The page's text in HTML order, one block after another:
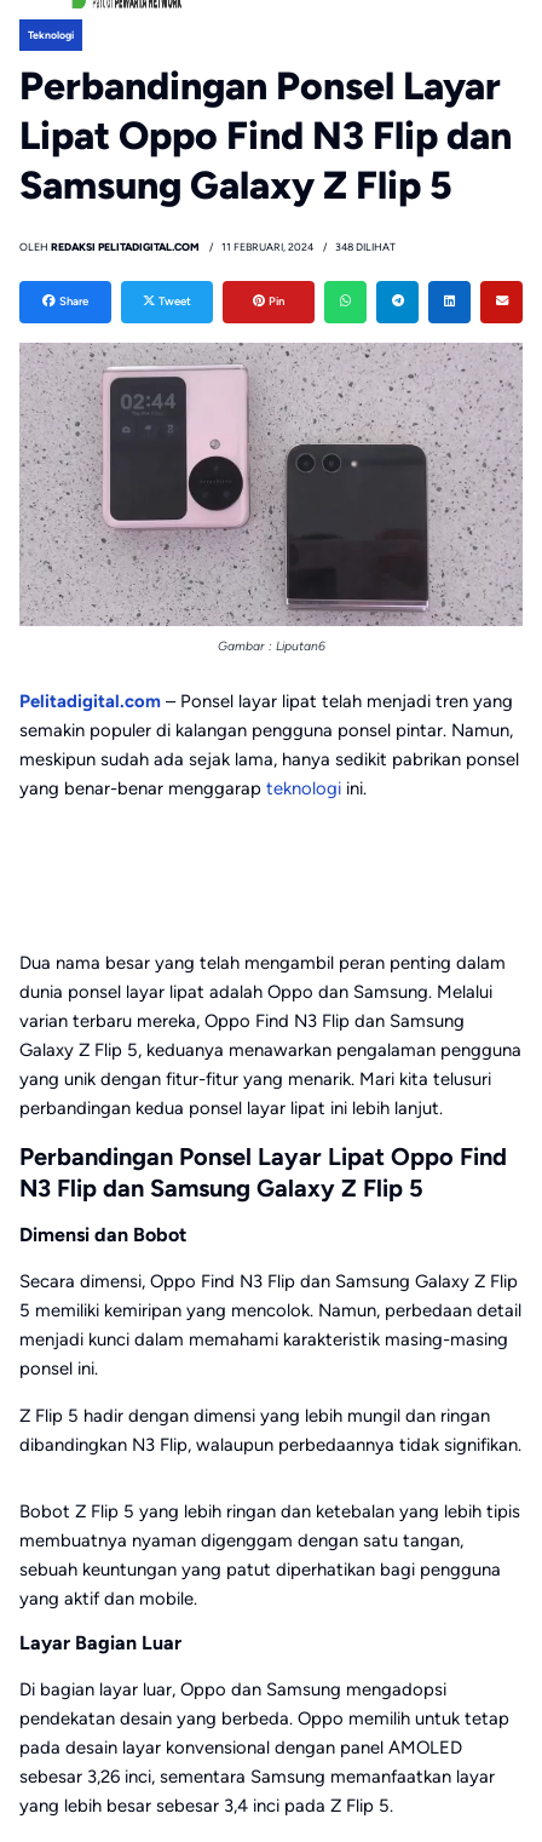
Teknologi
Perbandingan Ponsel Layar
Lipat Oppo Find N3 Flip dan
Samsung Galaxy Z Flip 5
OLEH REDAKSI PELITADIGITAL.COM 11 FEBRUARI, 2024 348 DILIHAT
Share Tweet Pin
Gambar : Liputan6
Pelitadigital.com – Ponsel layar lipat telah menjadi tren yang
semakin populer di kalangan pengguna ponsel pintar. Namun,
meskipun sudah ada sejak lama, hanya sedikit pabrikan ponsel
yang benar-benar menggarap teknologi ini.
Dua nama besar yang telah mengambil peran penting dalam
dunia ponsel layar lipat adalah Oppo dan Samsung. Melalui
varian terbaru mereka, Oppo Find N3 Flip dan Samsung
Galaxy Z Flip 5, keduanya menawarkan pengalaman pengguna
yang unik dengan fitur-fitur yang menarik. Mari kita telusuri
perbandingan kedua ponsel layar lipat ini lebih lanjut.
Perbandingan Ponsel Layar Lipat Oppo Find
N3 Flip dan Samsung Galaxy Z Flip 5
Dimensi dan Bobot
Secara dimensi, Oppo Find N3 Flip dan Samsung Galaxy Z Flip
5 memiliki kemiripan yang mencolok. Namun, perbedaan detail
menjadi kunci dalam memahami karakteristik masing-masing
ponsel ini.
Z Flip 5 hadir dengan dimensi yang lebih mungil dan ringan
dibandingkan N3 Flip, walaupun perbedaannya tidak signifikan.
Bobot Z Flip 5 yang lebih ringan dan ketebalan yang lebih tipis
membuatnya nyaman digenggam dengan satu tangan,
sebuah keuntungan yang patut diperhatikan bagi pengguna
yang aktif dan mobile.
Layar Bagian Luar
Di bagian layar luar, Oppo dan Samsung mengadopsi
pendekatan desain yang berbeda. Oppo memilih untuk tetap
pada desain layar konvensional dengan panel AMOLED
sebesar 3,26 inci, sementara Samsung memanfaatkan layar
yang lebih besar sebesar 3,4 inci pada Z Flip 5.